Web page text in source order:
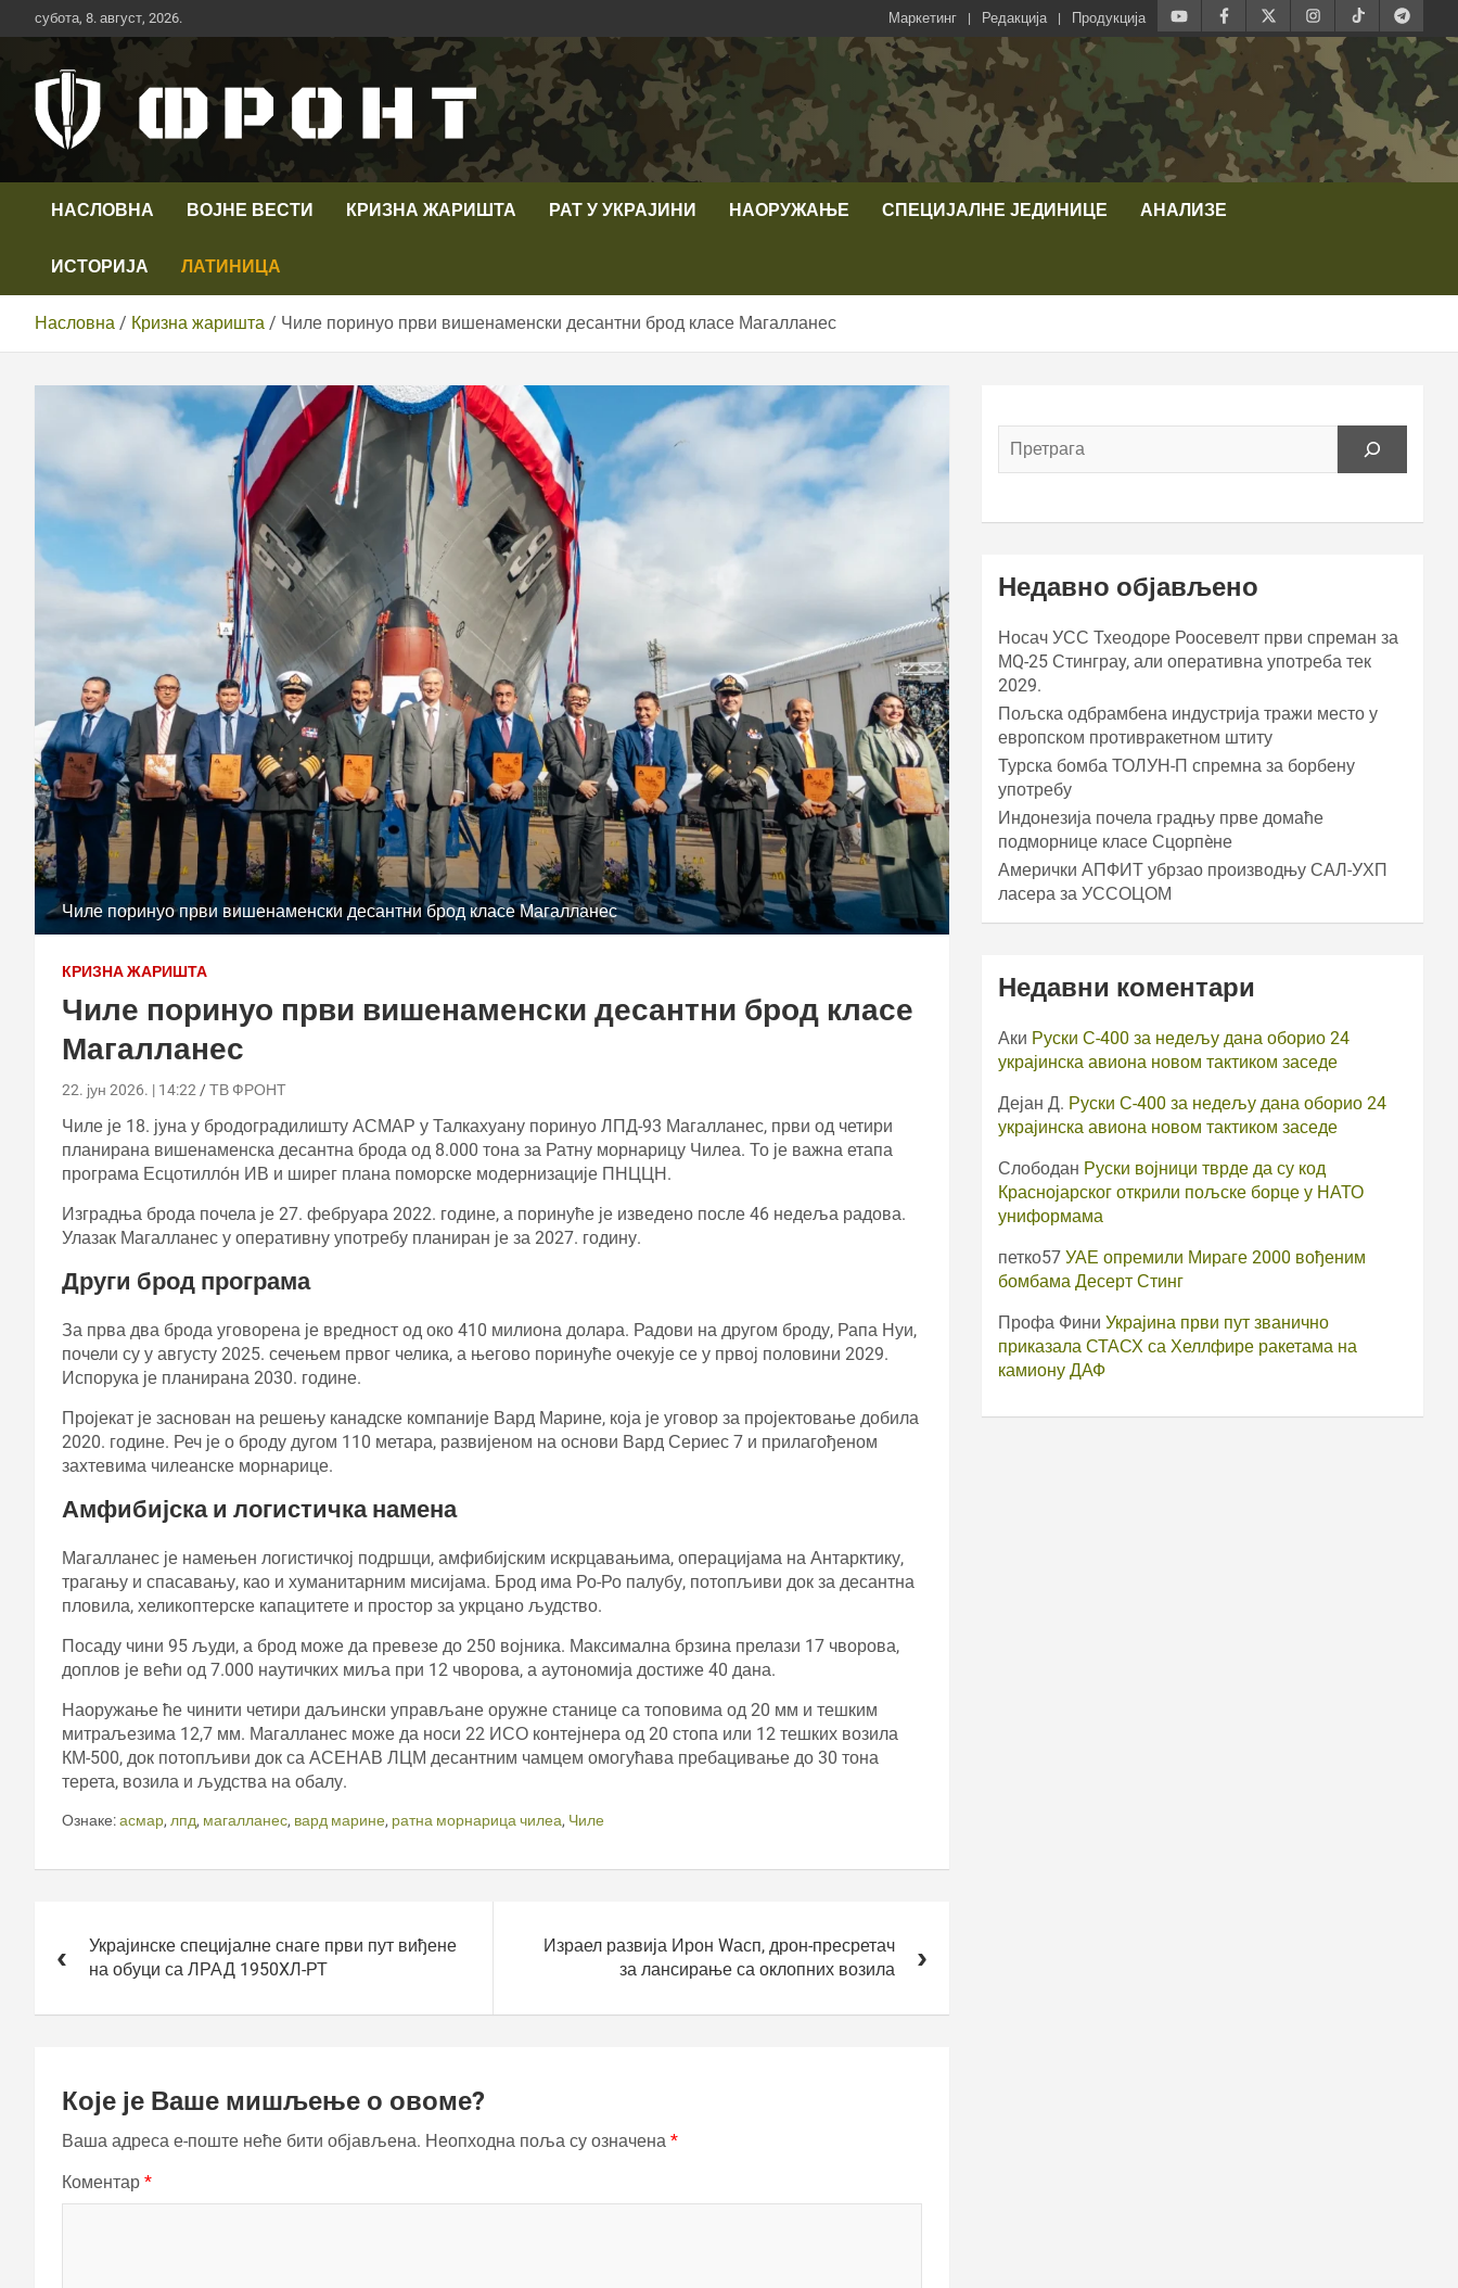
Скип
то
субота, 8. август, 2026. Маркетинг Редакција Продукција
Телевизија ФРОНТ
НАСЛОВНА ВОЈНЕ ВЕСТИ КРИЗНА ЖАРИШТА РАТ У УКРАЈИНИ НАОРУЖАЊЕ СПЕЦИЈАЛНЕ ЈЕДИНИЦЕ АНАЛИЗЕ
ИСТОРИЈА ЛАТИНИЦА
Насловна Кризна жаришта Чиле поринуо први вишенаменски десантни брод класе Магалланес
Чиле поринуо први вишенаменски десантни брод класе Магалланес
КРИЗНА ЖАРИШТА
Чиле поринуо први вишенаменски десантни брод класе
Магалланес
22. јун 2026. | 14:22 ТВ ФРОНТ
Чиле је 18. јуна у бродоградилишту АСМАР у Талкахуану поринуо ЛПД-93 Магалланес, први од четири
планирана вишенаменска десантна брода од 8.000 тона за Ратну морнарицу Чилеа. То је важна етапа
програма Есцотиллóн ИВ и ширег плана поморске модернизације ПНЦЦН.
Изградња брода почела је 27. фебруара 2022. године, а поринуће је изведено после 46 недеља радова.
Улазак Магалланес у оперативну употребу планиран је за 2027. годину.
Други брод програма
За прва два брода уговорена је вредност од око 410 милиона долара. Радови на другом броду, Рапа Нуи,
почели су у августу 2025. сечењем првог челика, а његово поринуће очекује се у првој половини 2029.
Испорука је планирана 2030. године.
Пројекат је заснован на решењу канадске компаније Вард Марине, која је уговор за пројектовање добила
2020. године. Реч је о броду дугом 110 метара, развијеном на основи Вард Сериес 7 и прилагођеном
захтевима чилеанске морнарице.
Амфибијска и логистичка намена
Магалланес је намењен логистичкој подршци, амфибијским искрцавањима, операцијама на Антарктику,
трагању и спасавању, као и хуманитарним мисијама. Брод има Ро-Ро палубу, потопљиви док за десантна
пловила, хеликоптерске капацитете и простор за укрцано људство.
Посаду чини 95 људи, а брод може да превезе до 250 војника. Максимална брзина прелази 17 чворова,
доплов је већи од 7.000 наутичких миља при 12 чворова, а аутономија достиже 40 дана.
Наоружање ће чинити четири даљински управљане оружне станице са топовима од 20 мм и тешким
митраљезима 12,7 мм. Магалланес може да носи 22 ИСО контејнера од 20 стопа или 12 тешких возила
КМ-500, док потопљиви док са АСЕНАВ ЛЦМ десантним чамцем омогућава пребацивање до 30 тона
терета, возила и људства на обалу.
Ознаке:асмар, лпд, магалланес, вард марине, ратна морнарица чилеа, Чиле
чланкаУкрајинске специјалне снаге први пут виђене
на обуци са ЛРАД 1950XЛ-РТ
Израел развија Ирон Wасп, дрон-пресретач
за лансирање са оклопних возила
Које је Ваше мишљење о овоме?
Ваша адреса е-поште неће бити објављена. Неопходна поља су означена *
Коментар *
Недавно објављено
Носач УСС Тхеодоре Роосевелт први спреман за
МQ-25 Стинграy, али оперативна употреба тек
2029.
Пољска одбрамбена индустрија тражи место у
европском противракетном штиту
Турска бомба ТОЛУН-П спремна за борбену
употребу
Индонезија почела градњу прве домаће
подморнице класе Сцорпèне
Амерички АПФИТ убрзао производњу САЛ-УХП
ласера за УССОЦОМ
Недавни коментари
Аки Руски С-400 за недељу дана оборио 24
украјинска авиона новом тактиком заседе
Дејан Д. Руски С-400 за недељу дана оборио 24
украјинска авиона новом тактиком заседе
Слободан Руски војници тврде да су код
Краснојарског открили пољске борце у НАТО
униформама
петко57 УАЕ опремили Мираге 2000 вођеним
бомбама Десерт Стинг
Профа Фини Украјина први пут званично
приказала СТАСХ са Хеллфире ракетама на
камиону ДАФ